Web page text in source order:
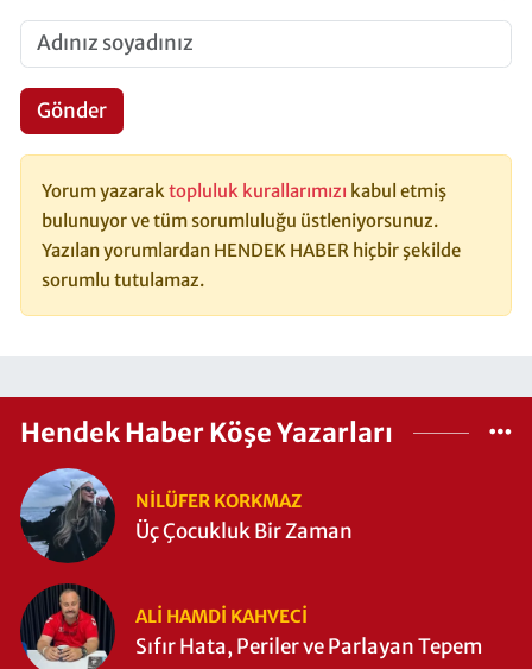
Gönder
Yorum yazaraktopluluk kurallarımızı kabul etmiş
bulunuyor ve tüm sorumluluğu üstleniyorsunuz.
Yazılan yorumlardan HENDEK HABER hiçbir şekilde
sorumlu tutulamaz.
Hendek Haber Köşe Yazarları
NILÜFER KORKMAZ
Üç Çocukluk Bir Zaman
ALI HAMDI KAHVECİ
Sıfır Hata, Periler ve Parlayan Tepem